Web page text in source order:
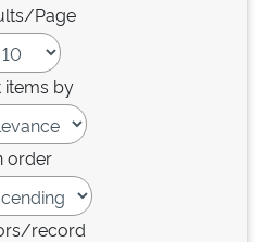
Page
items by
order
record